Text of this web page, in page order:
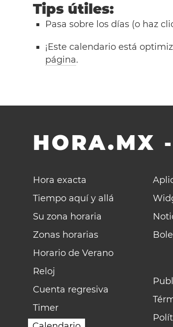
Tips útiles:
Pasa sobre los días (o haz
¡Este calendario está
página.
HORA.MX -
Hora exacta
Tiempo aquí y allá
Su zona horaria
Zonas horarias
Horario de Verano
Reloj
Cuenta regresiva
Timer